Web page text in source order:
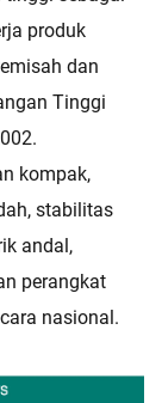
produk
dan
Tinggi
kompak,
stabilitas
andal,
perangkat
nasional.